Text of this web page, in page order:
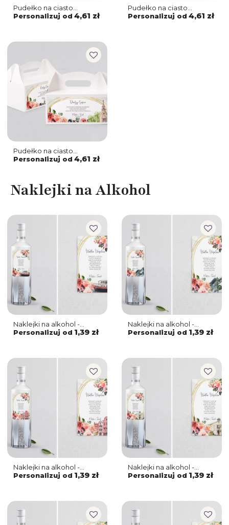
Pudełko na ciasto
weselne Spring Love -
Motyw 3
Personalizuj od 4,61 zł
Pudełko na ciasto
weselne Spring Love -
Motyw 2
Personalizuj od 4,61 zł
Pudełko na ciasto
weselne Spring Love -
Motyw 1
Personalizuj od 4,61 zł
Naklejki na Alkohol
Naklejki na alkohol -
Spring Love - Motyw 7
Personalizuj od 1,39 zł
Naklejki na alkohol -
Spring Love - Motyw 6
Personalizuj od 1,39 zł
Naklejki na alkohol -
Spring Love - Motyw 5
Personalizuj od 1,39 zł
Naklejki na alkohol -
Spring Love - Motyw 4
Personalizuj od 1,39 zł